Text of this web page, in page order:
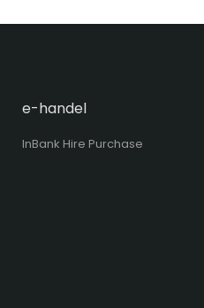
e-handel
InBank Hire Purchase